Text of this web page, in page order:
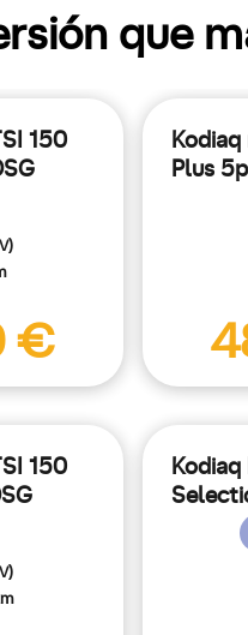
que
150
€
Kodiaq
Plus
150
Kodiaq